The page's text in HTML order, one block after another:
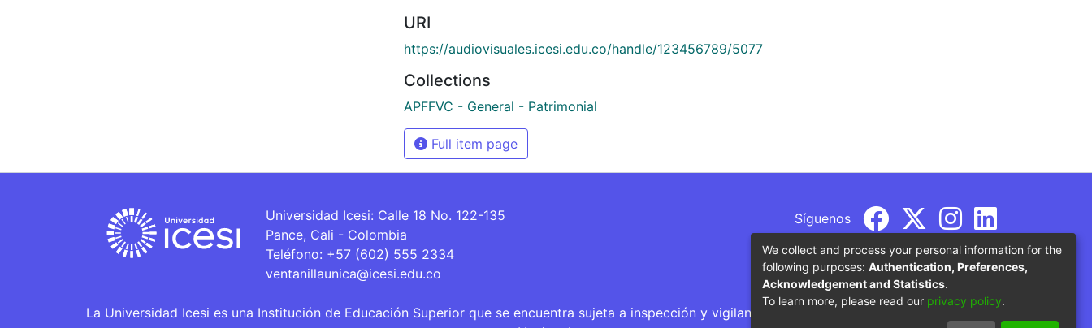
URI
https://audiovisuales.icesi.edu.co/handle/123456789/5077
Collections
APFFVC - General - Patrimonial
Full item page
Universidad Icesi: Calle 18 No. 122-135
Pance, Cali - Colombia
Teléfono: +57 (602) 555 2334
ventanillaunica@icesi.edu.co
Síguenos
La Universidad Icesi es una Institución de Educación Superior que se encuentra sujeta a inspección y vigilancia por parte del Ministerio de Educación
We collect and process your personal information for the
following purposes: Authentication, Preferences,
Acknowledgement and Statistics.
To learn more, please read our privacy policy.